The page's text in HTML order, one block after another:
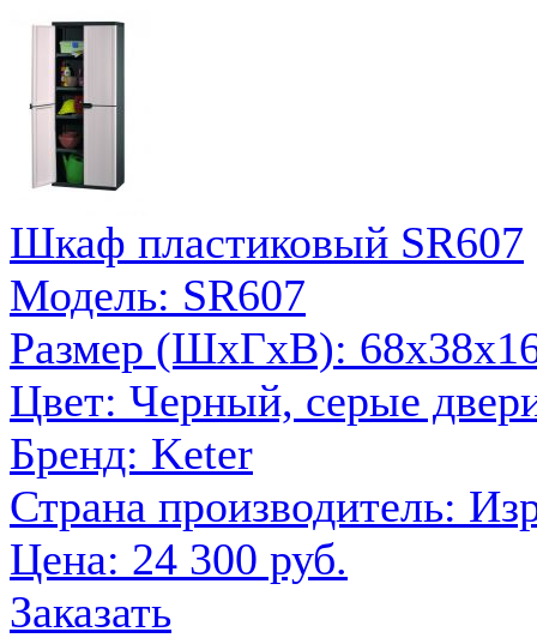
Шкаф пластиковый SR607
Модель: SR607
Размер (ШxГxВ):
Цвет: Черный, серые
Бренд: Keter
Страна производитель:
Цена: 24 300 руб.
Заказать